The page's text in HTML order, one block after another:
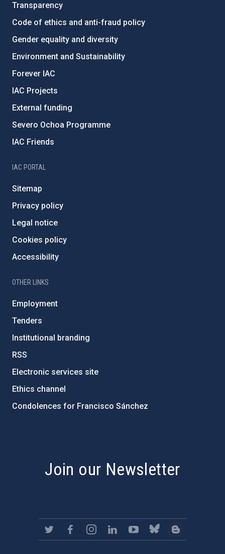
Transparency
Code of ethics and anti-fraud policy
Gender equality and diversity
Environment and Sustainability
Forever IAC
IAC Projects
External funding
Severo Ochoa Programme
IAC Friends
IAC PORTAL
Sitemap
Privacy policy
Legal notice
Cookies policy
Accessibility
OTHER LINKS
Employment
Tenders
Institutional branding
RSS
Electronic services site
Ethics channel
Condolences for Francisco Sánchez
Join our Newsletter